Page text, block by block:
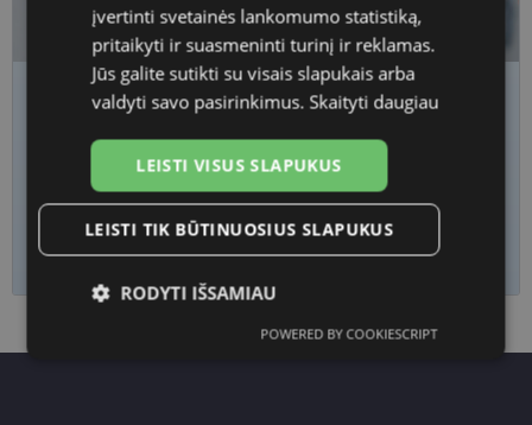
Jaučiate akių nuovargį, įtampą ar matote
išsiliejusį vaizdą?
Pasitikrinkite regėjimą
Regėjimo patikrinimas
įvertinti svetainės lankomumo statistiką,
pritaikyti ir suasmeninti turinį ir reklamas.
Jūs galite sutikti su visais slapukais arba
valdyti savo pasirinkimus. Skaityti daugiau
LEISTI VISUS SLAPUKUS
LEISTI TIK BŪTINUOSIUS SLAPUKUS
RODYTI IŠSAMIAU
Statistikos
Rinkodaros
POWERED BY COOKIESCRIPT